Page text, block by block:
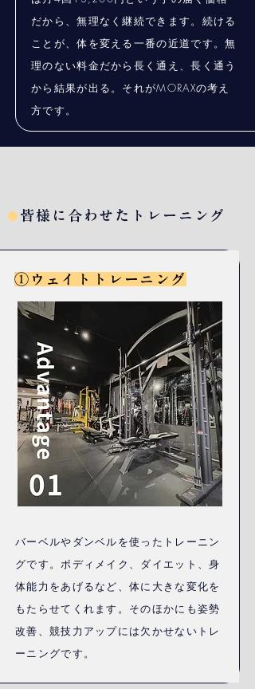
だから、無理なく継続できます。続ける
ことが、体を変える一番の近道です。無
理のない料金だから長く通え、長く通う
から結果が出る。それがMORAXの考え
方です。
● 皆様に合わせたトレーニング
①ウェイトトレーニング
バーベルやダンベルを使ったトレーニン
グです。ボディメイク、ダイエット、身
体能力をあげるなど、体に大きな変化を
もたらせてくれます。そのほかにも姿勢
改善、競技力アップには欠かせないトレ
ーニングです。